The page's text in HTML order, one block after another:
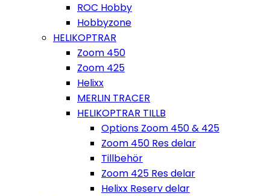
ROC Hobby
Hobbyzone
HELIKOPTRAR
Zoom 450
Zoom 425
Helixx
MERLIN TRACER
HELIKOPTRAR TILLB
Options Zoom 450 & 425
Zoom 450 Res delar
Tillbehör
Zoom 425 Res delar
Helixx Reserv delar